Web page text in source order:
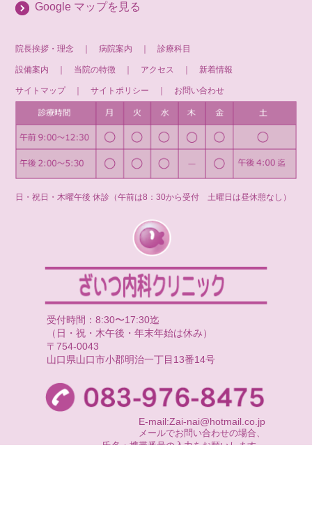
Google マップを見る
院長挨拶・理念 ｜病院案内 ｜診療科目
設備案内 当院の特徴 アクセス 新着情報
サイトマップ｜サイトポリシー お問い合わせ
日・祝日・木曜午後 休診（午前は8：30から受付 土曜日は昼休憩なし）
受付時間：8:30〜17:30迄
（日・祝・木午後・年末年始は休み）
〒754-0043
山口県山口市小郡明治一丁目13番14号
E-mail:Zai-nai@hotmail.co.jp
メールでお問い合わせの場合、
氏名・携帯番号の入力をお願いします。